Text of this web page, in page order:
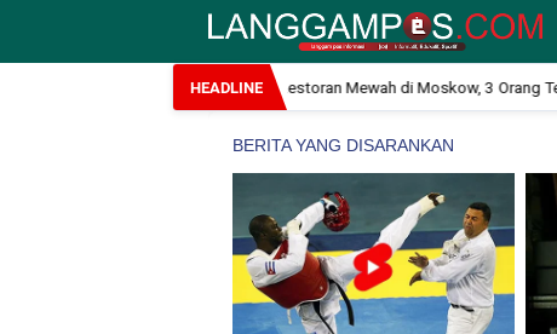
HEADLINE
Ledakan Bom Guncang Restoran Mewah di Moskow, 3 Orang Tewas